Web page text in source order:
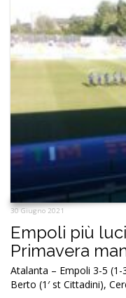
30 Giugno 2021
Empoli più
Primavera
Atalanta – Empoli 3-5 (1-
Berto (1′ st Cittadini),